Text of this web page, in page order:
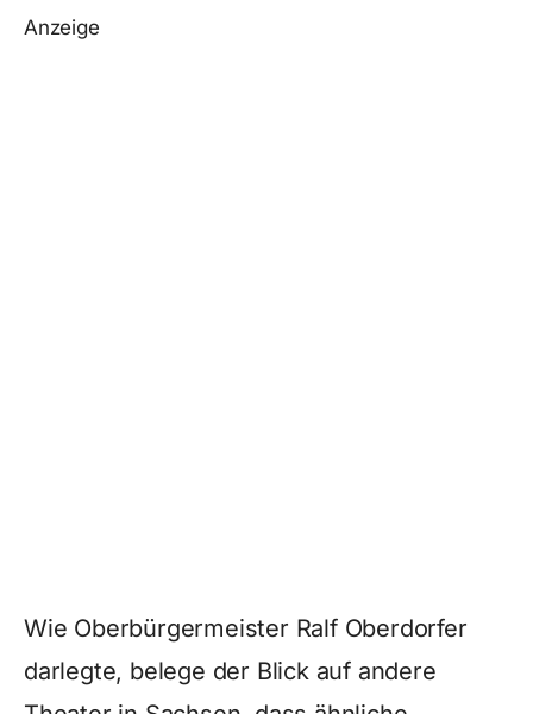
Anzeige
Wie Oberbürgermeister Ralf Oberdorfer
darlegte, belege der Blick auf andere